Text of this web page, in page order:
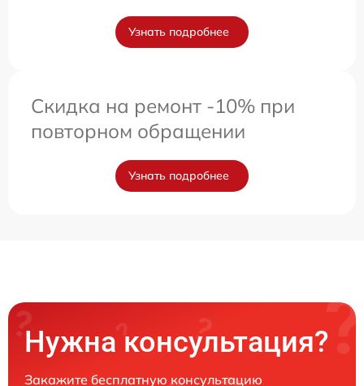
Узнать подробнее
Скидка на ремонт -10% при
повторном обращении
Узнать подробнее
Нужна консультация?
Закажите бесплатную консультацию